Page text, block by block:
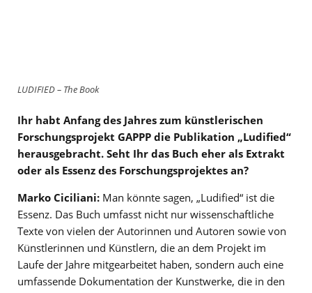
LUDIFIED – The Book
Ihr habt Anfang des Jahres zum künstlerischen
Forschungsprojekt GAPPP die Publikation „Ludified“
herausgebracht. Seht Ihr das Buch eher als Extrakt
oder als Essenz des Forschungsprojektes an?
Marko Ciciliani: Man könnte sagen, „Ludified“ ist die
Essenz. Das Buch umfasst nicht nur wissenschaftliche
Texte von vielen der Autorinnen und Autoren sowie von
Künstlerinnen und Künstlern, die an dem Projekt im
Laufe der Jahre mitgearbeitet haben, sondern auch eine
umfassende Dokumentation der Kunstwerke, die in den